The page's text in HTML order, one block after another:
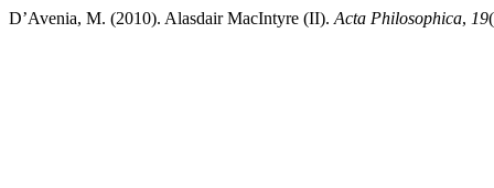
D’Avenia, M. (2010). Alasdair MacIntyre (II). Acta Philosophica, 19